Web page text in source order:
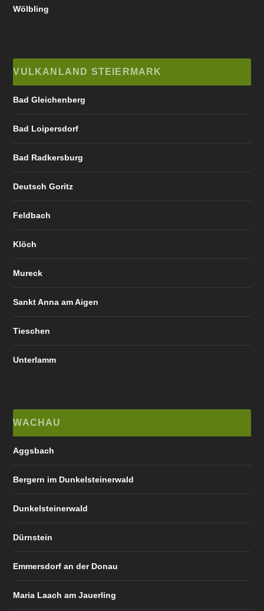
Wölbling
VULKANLAND STEIERMARK
Bad Gleichenberg
Bad Loipersdorf
Bad Radkersburg
Deutsch Goritz
Feldbach
Klöch
Mureck
Sankt Anna am Aigen
Tieschen
Unterlamm
WACHAU
Aggsbach
Bergern im Dunkelsteinerwald
Dunkelsteinerwald
Dürnstein
Emmersdorf an der Donau
Maria Laach am Jauerling